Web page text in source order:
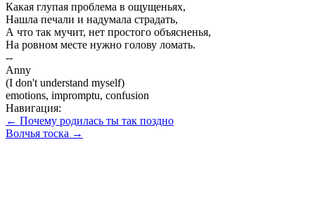
Какая глупая проблема в ощущеньях,
Нашла печали и надумала страдать,
А что так мучит, нет простого объясненья,
На ровном месте нужно голову ломать.
--
Anny
(I don't understand myself)
emotions, impromptu, confusion
Навигация:
← Почему родилась ты так поздно
Волчья тоска →